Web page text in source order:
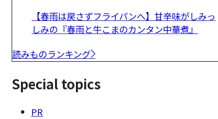
【春雨は戻さずフライパンへ】甘辛味がしみっ
しみの『春雨と牛こまのカンタン中華煮』
読みものランキング
Special topics
PR